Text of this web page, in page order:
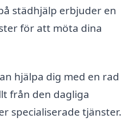
städhjälp erbjuder en
för att möta dina
hjälpa dig med en rad
från den dagliga
specialiserade tjänster.